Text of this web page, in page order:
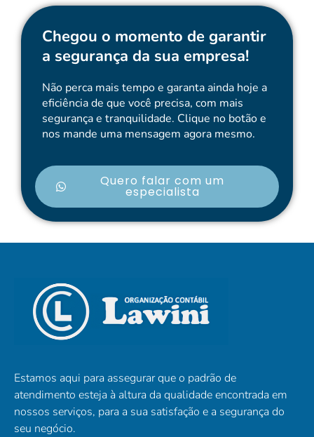
Chegou o momento de garantir
a segurança da sua empresa!
Não perca mais tempo e garanta ainda hoje a
eficiência de que você precisa, com mais
segurança e tranquilidade. Clique no botão e
nos mande uma mensagem agora mesmo.
Quero falar com um
especialista
Estamos aqui para assegurar que o padrão de
atendimento esteja à altura da qualidade encontrada em
nossos serviços, para a sua satisfação e a segurança do
seu negócio.